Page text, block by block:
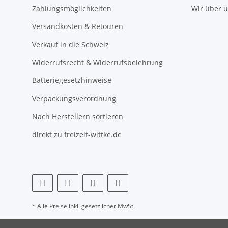
Zahlungsmöglichkeiten
Versandkosten & Retouren
Verkauf in die Schweiz
Widerrufsrecht & Widerrufsbelehrung
Batteriegesetzhinweise
Verpackungsverordnung
Nach Herstellern sortieren
direkt zu freizeit-wittke.de
Wir über
* Alle Preise inkl. gesetzlicher MwSt.